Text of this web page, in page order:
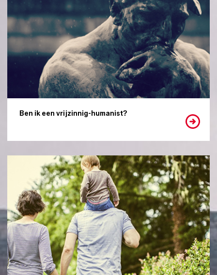
Ben ik een vrijzinnig-humanist?